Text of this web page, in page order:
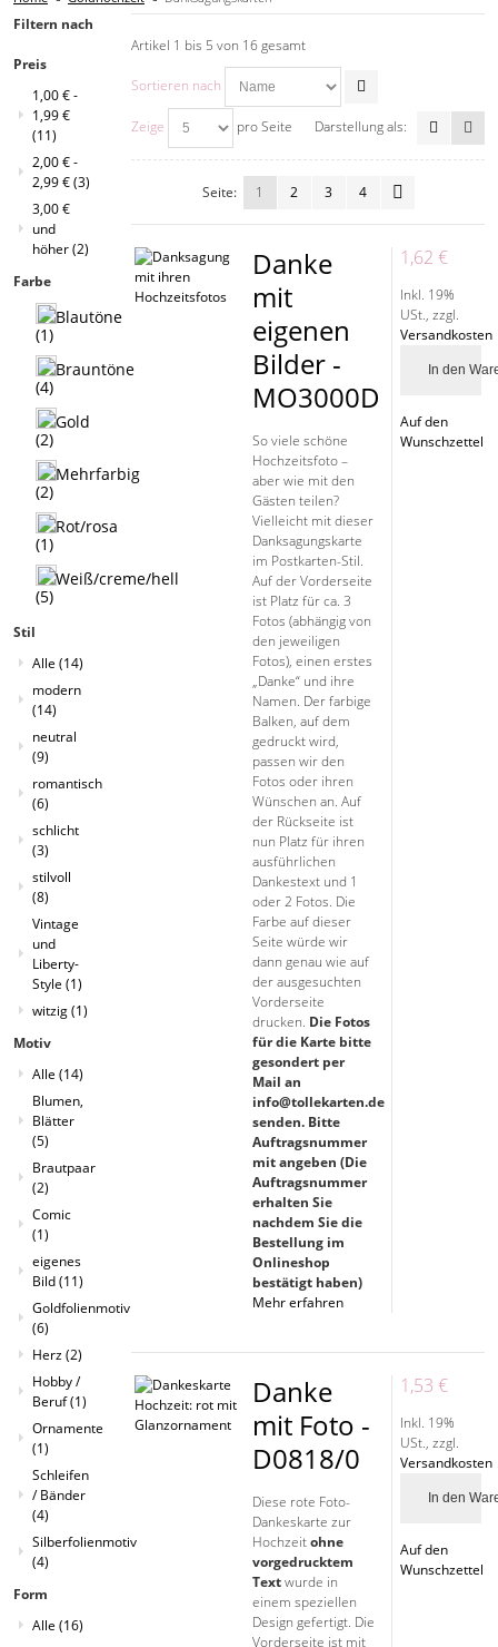
Artikel 1 bis 5 von 16 gesamt
Sortieren nach
Zeige pro Seite Darstellung als:
Seite: 1 2 3 4
Danke
mit
eigenen
Bilder -
MO3000D
So viele schöne
Hochzeitsfoto –
aber wie mit den
Gästen teilen?
Vielleicht mit dieser
Danksagungskarte
im Postkarten-Stil.
Auf der Vorderseite
ist Platz für ca. 3
Fotos (abhängig von
den jeweiligen
Fotos), einen erstes
„Danke“ und ihre
Namen. Der farbige
Balken, auf dem
gedruckt wird,
passen wir den
Fotos oder ihren
Wünschen an. Auf
der Rückseite ist
nun Platz für ihren
ausführlichen
Dankestext und 1
oder 2 Fotos. Die
Farbe auf dieser
Seite würde wir
dann genau wie auf
der ausgesuchten
Vorderseite
drucken. Die Fotos
für die Karte bitte
gesondert per
Mail an
info@tollekarten.de
senden. Bitte
Auftragsnummer
mit angeben (Die
Auftragsnummer
erhalten Sie
nachdem Sie die
Bestellung im
Onlineshop
bestätigt haben)
Mehr erfahren
1,62 €
Inkl. 19%
USt., zzgl.
Versandkosten
In den
Auf den
Wunschzettel
Danke
mit Foto -
D0818/0
Diese rote Foto-
Dankeskarte zur
Hochzeitohne
vorgedrucktem
Textwurde in
einem speziellen
Design gefertigt. Die
Vorderseite ist mit
1,53 €
Inkl. 19%
USt., zzgl.
Versandkosten
In den
Auf den
Wunschzettel
Filtern nach
Preis
1,00 €-
1,99 €
(11)
2,00 €-
2,99 €(3)
3,00 €
und
höher(2)
Farbe
(1)
(4)
(2)
(2)
(1)
(5)
Stil
Alle (14)
modern
(14)
neutral
(9)
romantisch
(6)
schlicht
(3)
stilvoll
(8)
Vintage
und
Liberty-
Style (1)
witzig(1)
Motiv
Alle (14)
Blumen,
Blätter
(5)
Brautpaar
(2)
Comic
(1)
eigenes
Bild(11)
Goldfolienmotiv
(6)
Herz(2)
Hobby /
Beruf(1)
Ornamente
(1)
Schleifen
/ Bänder
(4)
Silberfolienmotiv
(4)
Form
Alle (16)